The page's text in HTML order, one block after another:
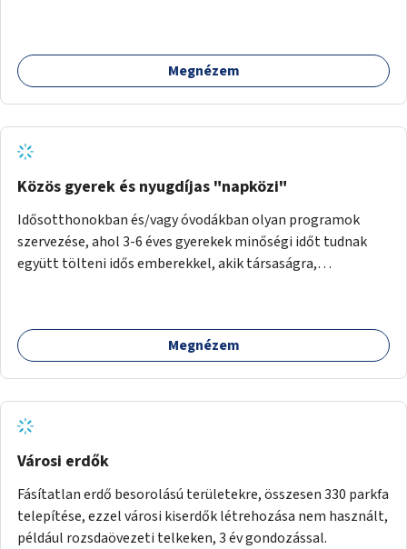
Megnézem
Közös gyerek és nyugdíjas "napközi"
Idősotthonokban és/vagy óvodákban olyan programok
szervezése, ahol 3-6 éves gyerekek minőségi időt tudnak
együtt tölteni idős emberekkel, akik társaságra,
Megnézem
Városi erdők
Fásítatlan erdő besorolású területekre, összesen 330 parkfa
telepítése, ezzel városi kiserdők létrehozása nem használt,
például rozsdaövezeti telkeken, 3 év gondozással.